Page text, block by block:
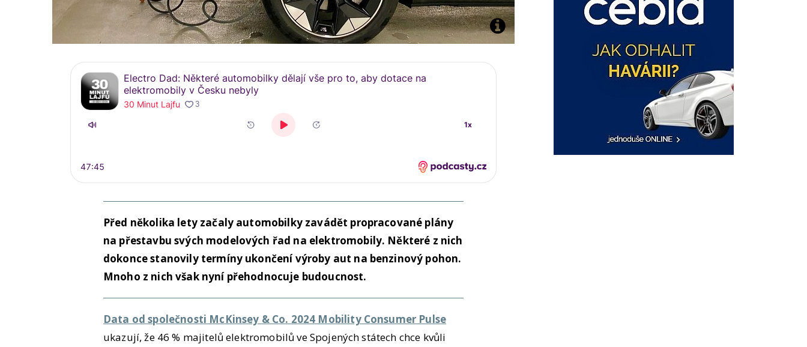
Před několika lety začaly automobilky zavádět propracované plány
na přestavbu svých modelových řad na elektromobily. Některé z nich
dokonce stanovily termíny ukončení výroby aut na benzinový pohon.
Mnoho z nich však nyní přehodnocuje budoucnost.
Data od společnosti McKinsey & Co. 2024 Mobility Consumer Pulse
ukazují, že 46 % majitelů elektromobilů ve Spojených státech chce kvůli